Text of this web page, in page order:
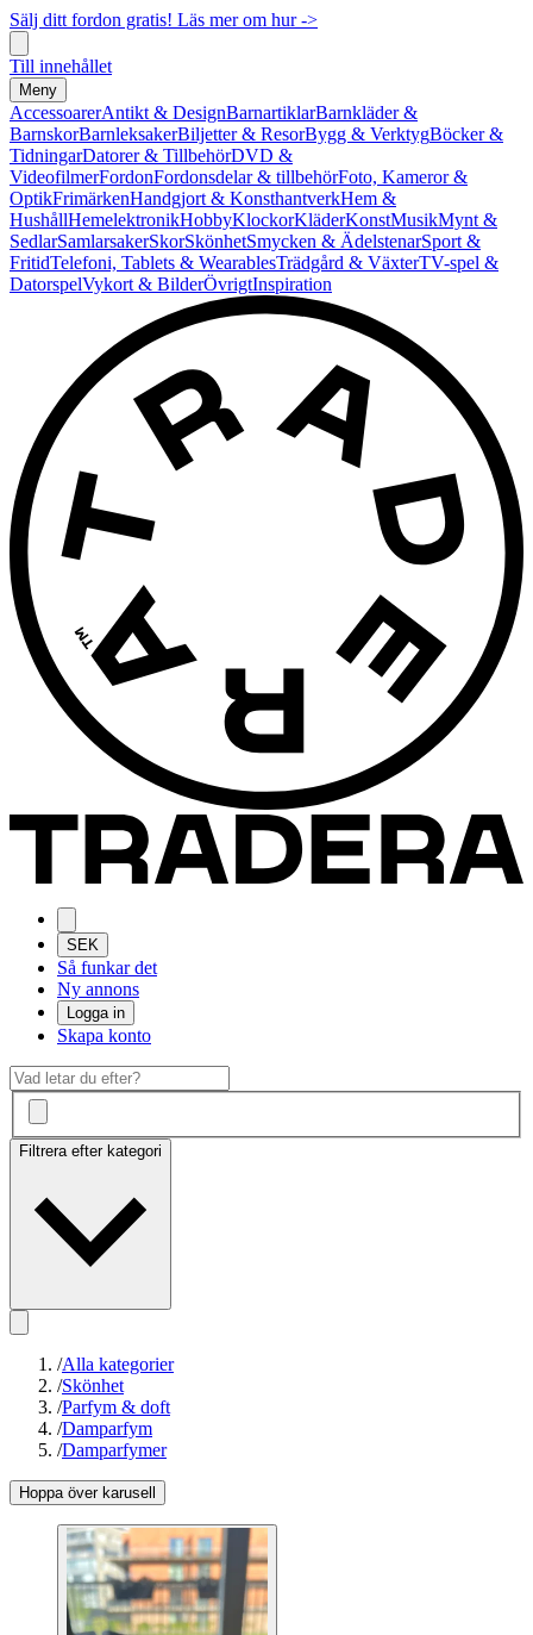
Sälj ditt fordon gratis! Läs mer om hur ->
Till innehållet
Meny
AccessoarerAntikt & DesignBarnartiklarBarnkläder &
BarnskorBarnleksakerBiljetter & ResorBygg & VerktygBöcker &
TidningarDatorer & TillbehörDVD &
VideofilmerFordonFordonsdelar & tillbehörFoto, Kameror &
OptikFrimärkenHandgjort & KonsthantverkHem &
HushållHemelektronikHobbyKlockorKläderKonstMusikMynt &
SedlarSamlarsakerSkorSkönhetSmycken & ÄdelstenarSport &
FritidTelefoni, Tablets & WearablesTrädgård & VäxterTV-spel &
DatorspelVykort & BilderÖvrigtInspiration
SEK
Så funkar det
Ny annons
Logga in
Skapa konto
Filtrera efter kategori
/Alla kategorier
/Skönhet
/Parfym & doft
/Damparfym
/Damparfymer
Hoppa över karusell